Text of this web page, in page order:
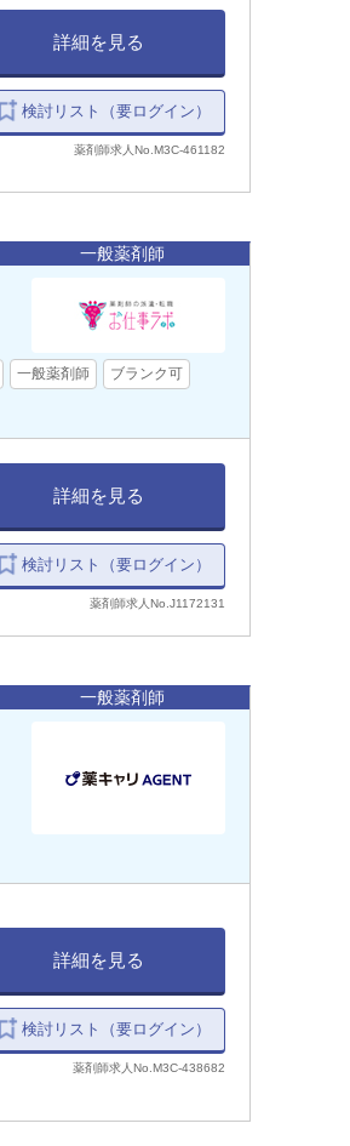
詳細を見る
検討リスト（要ログイン）
薬剤師求人No.M3C-461182
一般薬剤師
一般薬剤師 ブランク可
詳細を見る
検討リスト（要ログイン）
薬剤師求人No.J1172131
一般薬剤師
詳細を見る
検討リスト（要ログイン）
薬剤師求人No.M3C-438682